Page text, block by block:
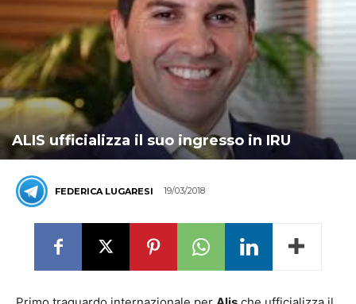
ALIS ufficializza il suo ingresso in IRU
FEDERICA LUGARESI 19/03/2018